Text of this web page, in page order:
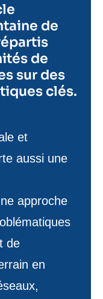
de
de
sur des
clés.
et
aussi une
approche
de
en